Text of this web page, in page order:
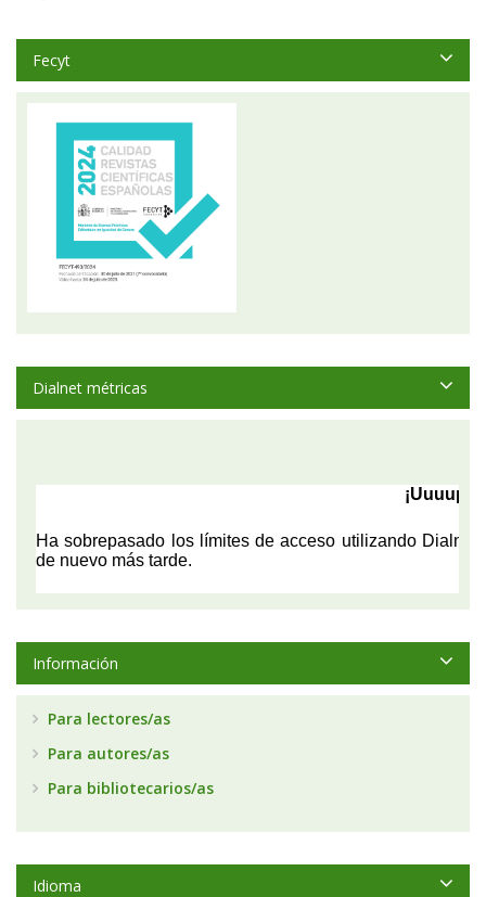
Fecyt
Dialnet métricas
Información
Para lectores/as
Para autores/as
Para bibliotecarios/as
Idioma